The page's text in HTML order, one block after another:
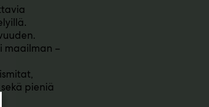
maailman –
pieniä